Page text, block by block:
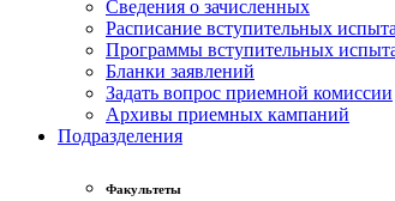
Сведения о зачисленных
Расписание вступительных
Программы вступительных
Бланки заявлений
Задать вопрос приемной комиссии
Архивы приемных кампаний
Подразделения
Факультеты